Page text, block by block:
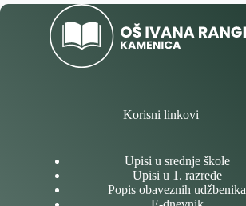
Korisni linkovi
Upisi u srednje škole
Upisi u 1. razrede
Popis obaveznih udžbenika